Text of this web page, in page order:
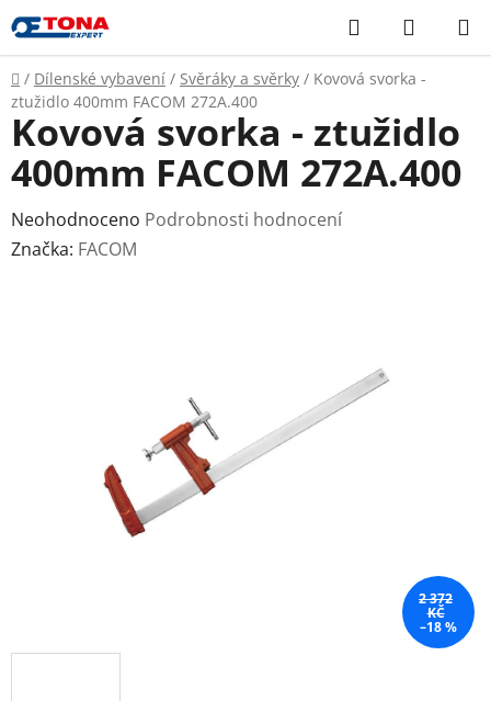
Přejít
na
obsah
Hledat
KOŠÍK
Domů
/ Dílenské vybavení / Svěráky a svěrky / Kovová svorka -
ztužidlo 400mm FACOM 272A.400
Kovová svorka - ztužidlo
400mm FACOM 272A.400
Průměrné
hodnocení
Neohodnoceno Podrobnosti hodnocení
Značka: FACOM
2 372
KČ
–18 %